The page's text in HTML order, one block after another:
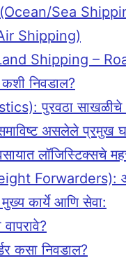
(Ocean/Sea
Shipping)
Shipping –
कशी निवडाल?
पुरवठा
असलेले प्रमुख
लॉजिस्टिक्सचे
Forwarders):
मुख्य कार्ये आणि सेवा:
कसा निवडाल?